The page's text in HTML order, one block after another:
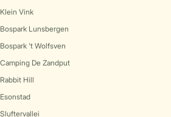
Klein Vink
Bospark Lunsbergen
Bospark 't Wolfsven
Camping De Zandput
Rabbit Hill
Esonstad
Sluftervallei